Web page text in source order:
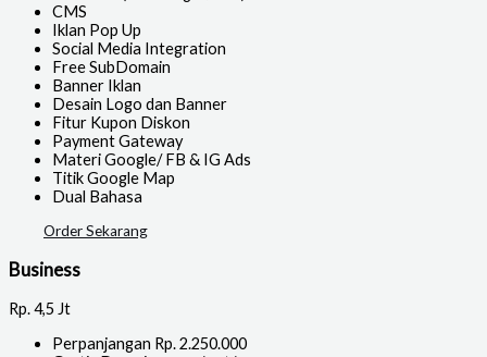
CMS
Iklan Pop Up
Social Media Integration
Free SubDomain
Banner Iklan
Desain Logo dan Banner
Fitur Kupon Diskon
Payment Gateway
Materi Google/ FB & IG Ads
Titik Google Map
Dual Bahasa
Order Sekarang
Business
Rp.4,5 Jt
Perpanjangan Rp. 2.250.000